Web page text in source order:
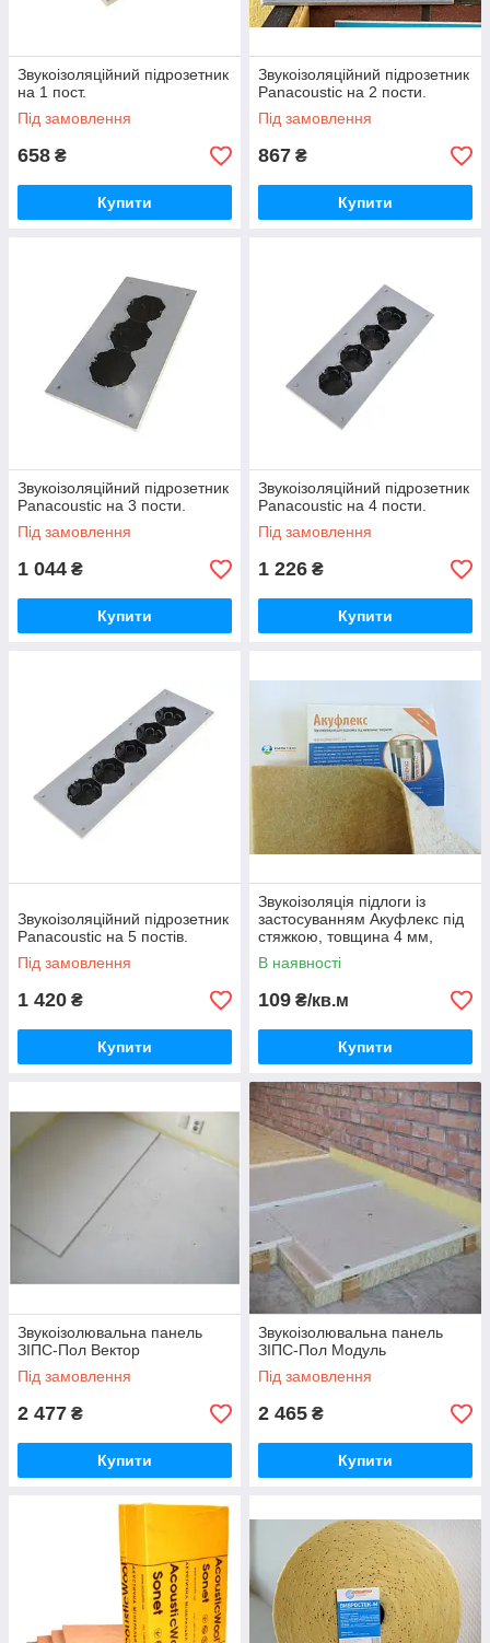
Звукоізоляційний підрозетник
на 1 пост.
Під замовлення
658 ₴
Купити
Звукоізоляційний підрозетник
Panacoustic на 2 пости.
Під замовлення
867 ₴
Купити
Звукоізоляційний підрозетник
Panacoustic на 3 пости.
Під замовлення
1 044 ₴
Купити
Звукоізоляційний підрозетник
Panacoustic на 4 пости.
Під замовлення
1 226 ₴
Купити
Звукоізоляційний підрозетник
Panacoustic на 5 постів.
Під замовлення
1 420 ₴
Купити
Звукоізоляція підлоги із
застосуванням Акуфлекс під
стяжкою, товщина 4 мм,
рулон 15 х1 м.
В наявності
109 ₴/кв.м
Купити
Звукоізолювальна панель
ЗІПС-Пол Вектор
Під замовлення
2 477 ₴
Купити
Звукоізолювальна панель
ЗІПС-Пол Модуль
Під замовлення
2 465 ₴
Купити